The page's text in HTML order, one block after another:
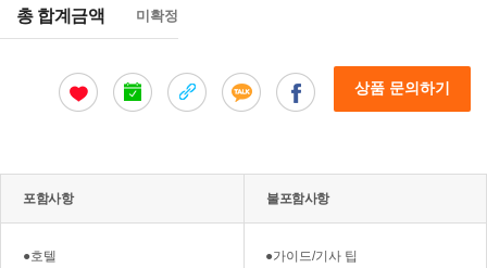
총 합계금액 미확정
상품 문의하기
포함사항
●호텔
불포함사항
●가이드/기사 팁